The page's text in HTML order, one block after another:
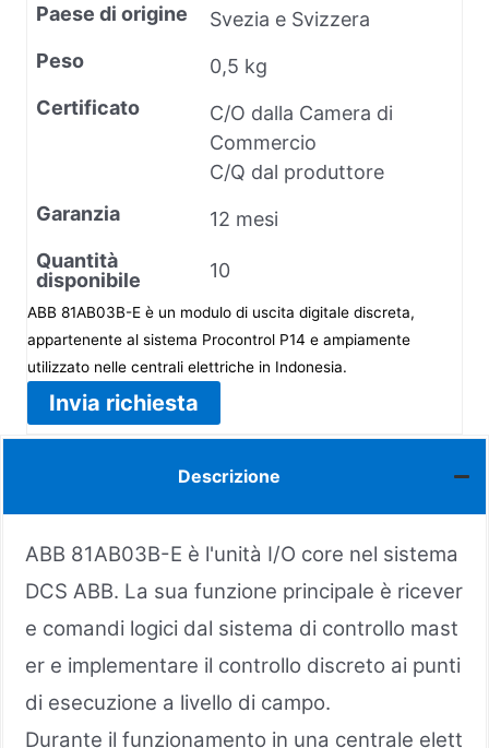
Paese di origine
Svezia e Svizzera
Peso
0,5 kg
Certificato
C/O dalla Camera di
Commercio
C/Q dal produttore
Garanzia
12 mesi
Quantità
disponibile
10
ABB 81AB03B-E è un modulo di uscita digitale discreta,
appartenente al sistema Procontrol P14 e ampiamente
utilizzato nelle centrali elettriche in Indonesia.
Invia richiesta
Descrizione
ABB 81AB03B-E è l'unità I/O core nel sistema
DCS ABB. La sua funzione principale è ricever
e comandi logici dal sistema di controllo mast
er e implementare il controllo discreto ai punti
di esecuzione a livello di campo.
Durante il funzionamento in una centrale elett